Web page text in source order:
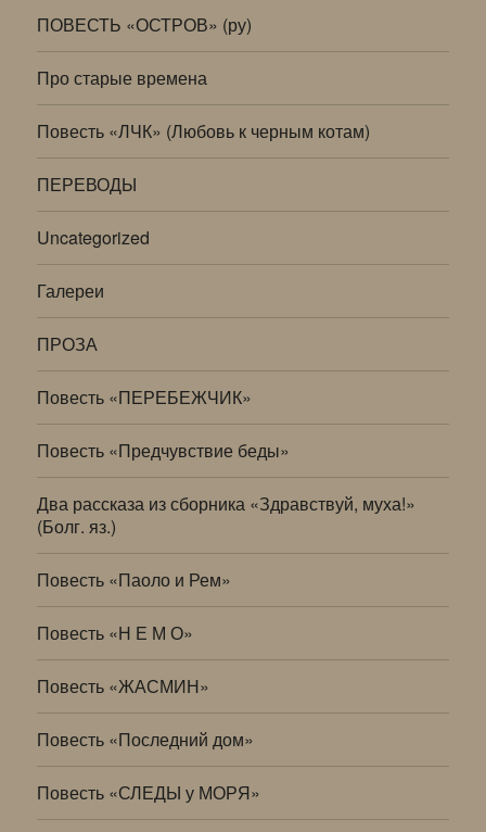
ПОВЕСТЬ «ОСТРОВ» (ру)
Про старые времена
Повесть «ЛЧК» (Любовь к черным котам)
ПЕРЕВОДЫ
Uncategorized
Галереи
ПРОЗА
Повесть «ПЕРЕБЕЖЧИК»
Повесть «Предчувствие беды»
Два рассказа из сборника «Здравствуй, муха!»
(Болг. яз.)
Повесть «Паоло и Рем»
Повесть «Н Е М О»
Повесть «ЖАСМИН»
Повесть «Последний дом»
Повесть «СЛЕДЫ у МОРЯ»